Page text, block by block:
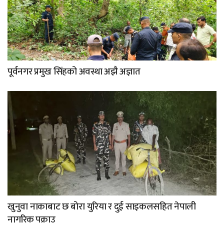
पूर्वनगर प्रमुख सिंहको अवस्था अझै अज्ञात
खुनुवा नाकाबाट छ बोरा युरिया र दुई साइकलसहित नेपाली
नागरिक पक्राउ